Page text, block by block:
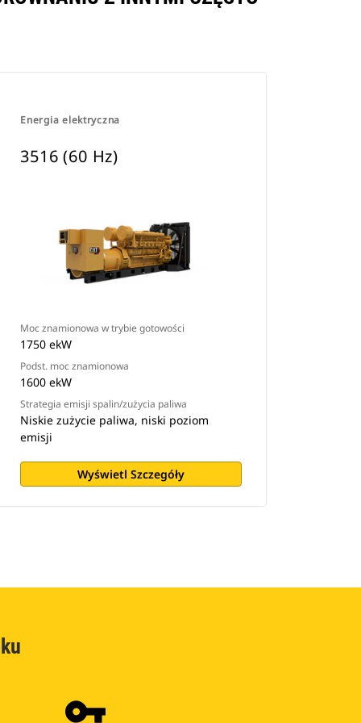
Energia elektryczna
3516 (60 Hz)
Moc znamionowa w trybie gotowości
1750 ekW
Podst. moc znamionowa
1600 ekW
Strategia emisji spalin/zużycia paliwa
Niskie zużycie paliwa, niski poziom
emisji
Wyświetl Szczegóły